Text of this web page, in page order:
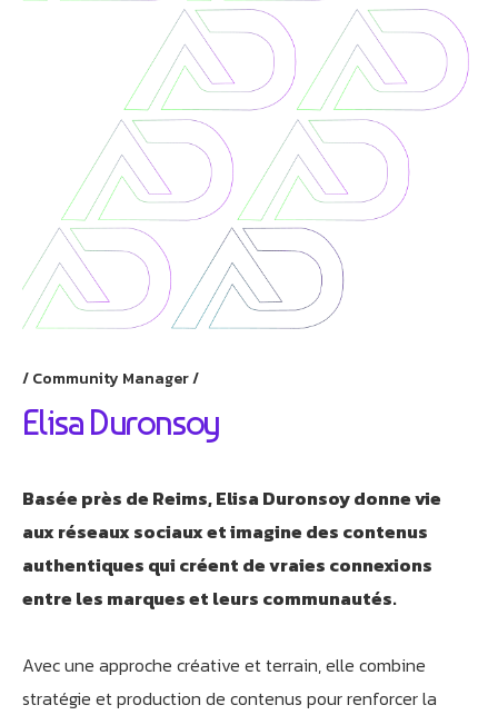
Community Manager
Elisa Duronsoy
Basée près de Reims, Elisa Duronsoy donne vie
aux réseaux sociaux et imagine des contenus
authentiques qui créent de vraies connexions
entre les marques et leurs communautés.
Avec une approche créative et terrain, elle combine
stratégie et production de contenus pour renforcer la